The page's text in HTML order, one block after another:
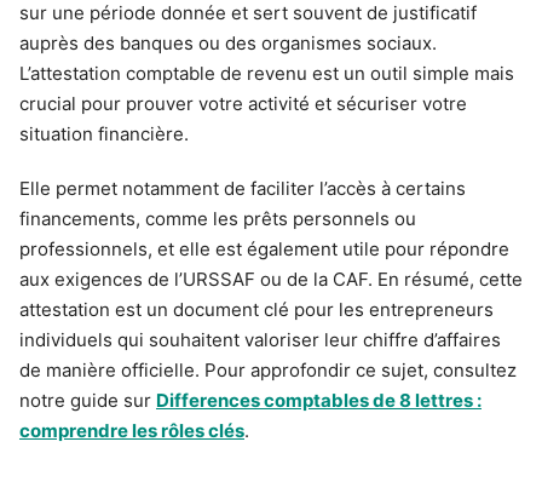
sur une période donnée et sert souvent de justificatif
auprès des banques ou des organismes sociaux.
L’attestation comptable de revenu est un outil simple mais
crucial pour prouver votre activité et sécuriser votre
situation financière.
Elle permet notamment de faciliter l’accès à certains
financements, comme les prêts personnels ou
professionnels, et elle est également utile pour répondre
aux exigences de l’URSSAF ou de la CAF. En résumé, cette
attestation est un document clé pour les entrepreneurs
individuels qui souhaitent valoriser leur chiffre d’affaires
de manière officielle. Pour approfondir ce sujet, consultez
notre guide sur Differences comptables de 8 lettres :
comprendre les rôles clés.